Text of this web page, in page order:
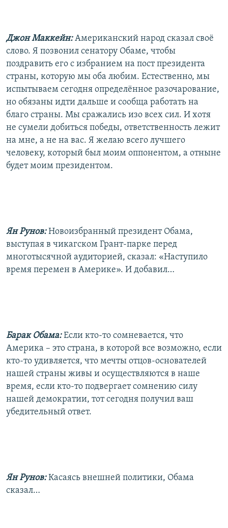
Джон Маккейн:Американский народ сказал своё
слово. Я позвонил сенатору Обаме, чтобы
поздравить его с избранием на пост президента
страны, которую мы оба любим. Естественно, мы
испытываем сегодня определённое разочарование,
но обязаны идти дальше и сообща работать на
благо страны. Мы сражались изо всех сил. И хотя
не сумели добиться победы, ответственность лежит
на мне, а не на вас. Я желаю всего лучшего
человеку, который был моим оппонентом, а отныне
будет моим президентом.
Ян Рунов:Новоизбранный президент Обама,
выступая в чикагском Грант-парке перед
многотысячной аудиторией, сказал: «Наступило
время перемен в Америке». И добавил…
Барак Обама:Если кто-то сомневается, что
Америка – это страна, в которой все возможно, если
кто-то удивляется, что мечты отцов-основателей
нашей страны живы и осуществляются в наше
время, если кто-то подвергает сомнению силу
нашей демократии, тот сегодня получил ваш
убедительный ответ.
Ян Рунов:Касаясь внешней политики, Обама
сказал…